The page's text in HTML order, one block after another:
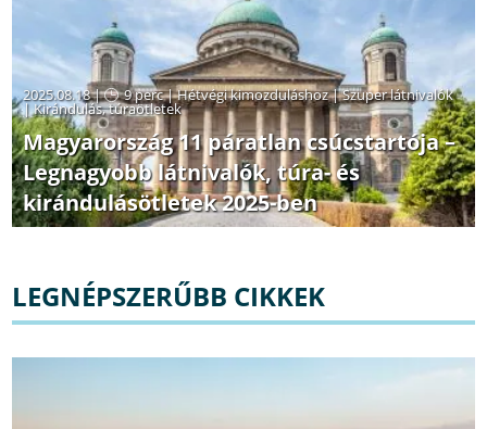
2025.08.18 | 9 perc|Hétvégi kimozduláshoz|Szuper látnivalók
|Kirándulás, túraötletek
Magyarország 11 páratlan csúcstartója –
Legnagyobb látnivalók, túra- és
kirándulásötletek 2025-ben
LEGNÉPSZERŰBB CIKKEK